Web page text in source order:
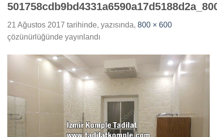
21 Ağustos 2017 tarihinde, yazısında, 800 × 600
çözünürlüğünde yayınlandı